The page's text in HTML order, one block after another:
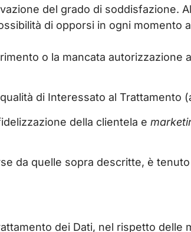
del grado di soddisfazione.
di opporsi in ogni momento
o la mancata autorizzazione
di Interessato al Trattamento
della clientela e
da quelle sopra descritte, è
dei Dati, nel rispetto delle